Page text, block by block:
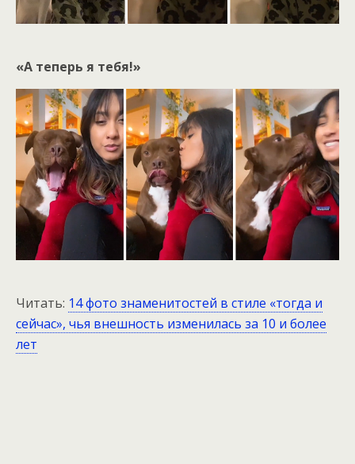
«А теперь я тебя!»
Читать: 14 фото знаменитостей в стиле «тогда и
сейчас», чья внешность изменилась за 10 и более
лет